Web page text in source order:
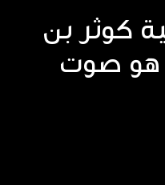
كوثر بن
هو صوت